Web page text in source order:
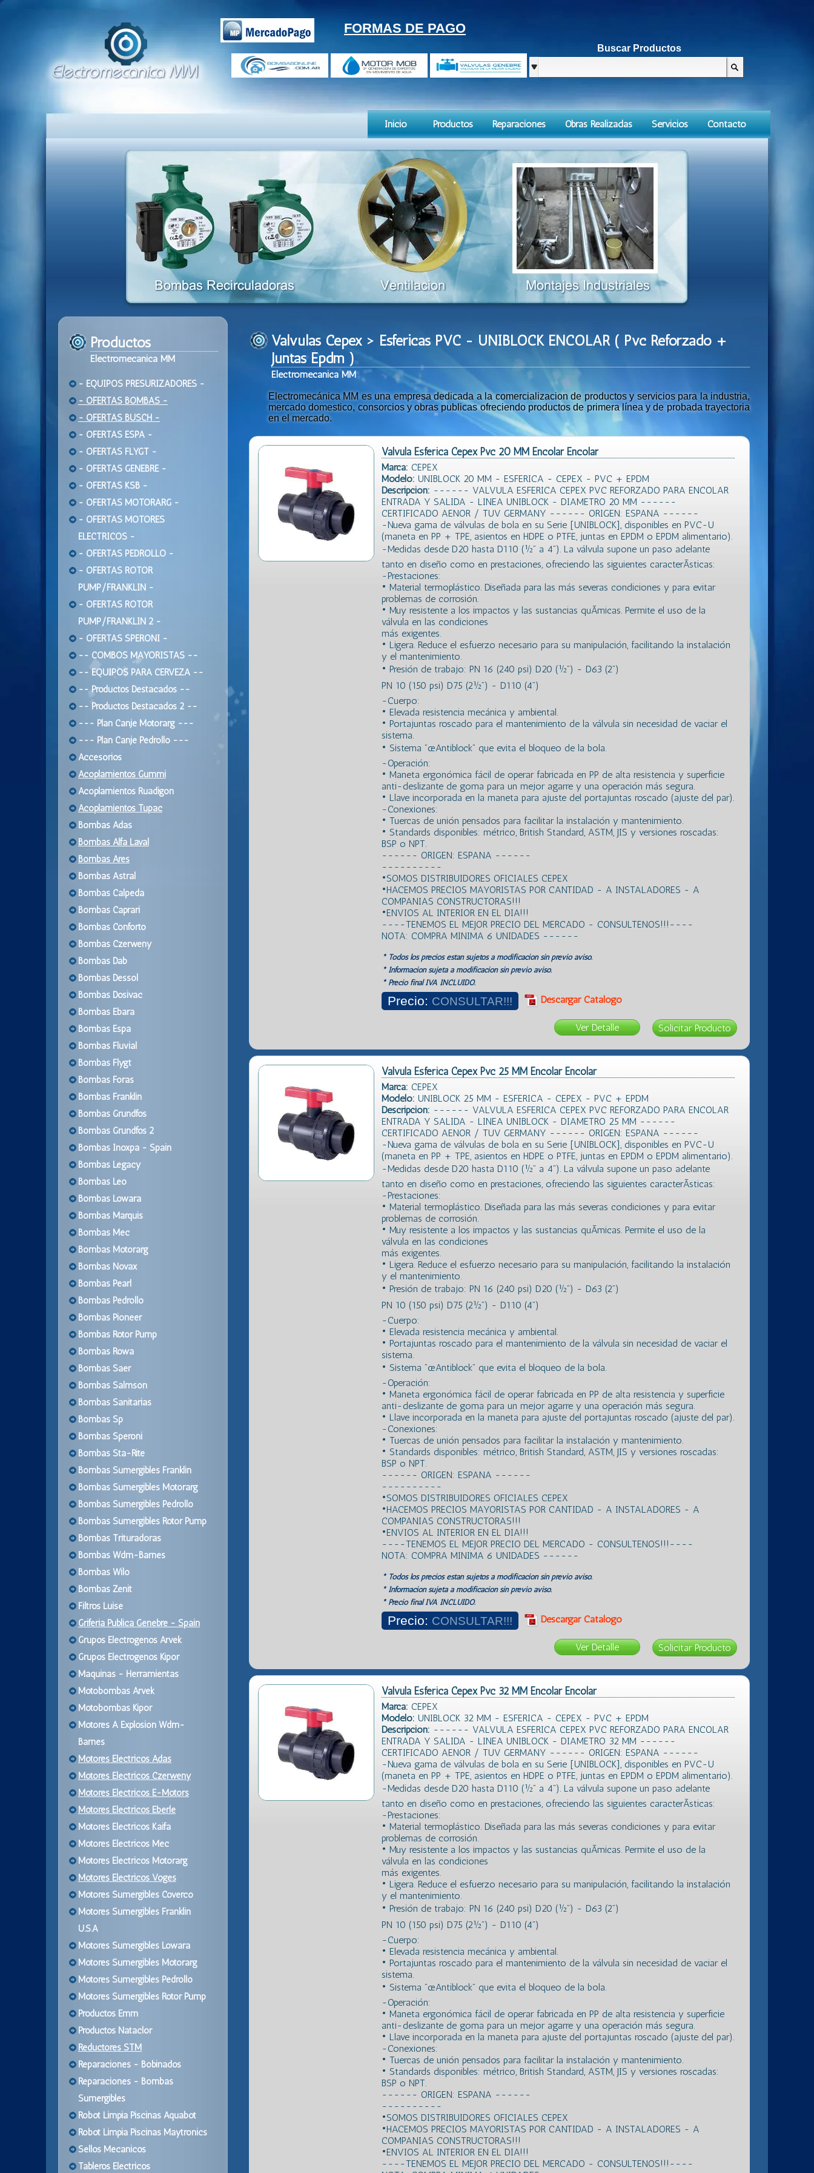
FORMAS DE PAGO
Buscar Productos
Inicio Productos Reparaciones Obras Realizadas Servicios Contacto
Productos
Electromecanica MM
- EQUIPOS PRESURIZADORES -
- OFERTAS BOMBAS -
- OFERTAS BUSCH -
- OFERTAS ESPA -
- OFERTAS FLYGT -
- OFERTAS GENEBRE -
- OFERTAS KSB -
- OFERTAS MOTORARG -
- OFERTAS MOTORES
ELECTRICOS -
- OFERTAS PEDROLLO -
- OFERTAS ROTOR
PUMP/FRANKLIN -
- OFERTAS ROTOR
PUMP/FRANKLIN 2 -
- OFERTAS SPERONI -
-- COMBOS MAYORISTAS --
-- EQUIPOS PARA CERVEZA --
-- Productos Destacados --
-- Productos Destacados 2 --
--- Plan Canje Motorarg ---
--- Plan Canje Pedrollo ---
Accesorios
Acoplamientos Gummi
Acoplamientos Ruadigon
Acoplamientos Tupac
Bombas Adas
Bombas Alfa Laval
Bombas Ares
Bombas Astral
Bombas Calpeda
Bombas Caprari
Bombas Conforto
Bombas Czerweny
Bombas Dab
Bombas Dessol
Bombas Dosivac
Bombas Ebara
Bombas Espa
Bombas Fluvial
Bombas Flygt
Bombas Foras
Bombas Franklin
Bombas Grundfos
Bombas Grundfos 2
Bombas Inoxpa - Spain
Bombas Legacy
Bombas Leo
Bombas Lowara
Bombas Marquis
Bombas Mec
Bombas Motorarg
Bombas Novax
Bombas Pearl
Bombas Pedrollo
Bombas Pioneer
Bombas Rotor Pump
Bombas Rowa
Bombas Saer
Bombas Salmson
Bombas Sanitarias
Bombas Sp
Bombas Speroni
Bombas Sta-Rite
Bombas Sumergibles Franklin
Bombas Sumergibles Motorarg
Bombas Sumergibles Pedrollo
Bombas Sumergibles Rotor Pump
Bombas Trituradoras
Bombas Wdm-Barnes
Bombas Wilo
Bombas Zenit
Filtros Luise
Griferia Publica Genebre - Spain
Grupos Electrogenos Arvek
Grupos Electrogenos Kipor
Maquinas - Herramientas
Motobombas Arvek
Motobombas Kipor
Motores A Explosion Wdm-
Barnes
Motores Electricos Adas
Motores Electricos Czerweny
Motores Electricos E-Motors
Motores Electricos Eberle
Motores Electricos Kaifa
Motores Electricos Mec
Motores Electricos Motorarg
Motores Electricos Voges
Motores Sumergibles Coverco
Motores Sumergibles Franklin
U.S.A
Motores Sumergibles Lowara
Motores Sumergibles Motorarg
Motores Sumergibles Pedrollo
Motores Sumergibles Rotor Pump
Productos Emm
Productos Nataclor
Reductores STM
Reparaciones - Bobinados
Reparaciones - Bombas
Sumergibles
Robot Limpia Piscinas Aquabot
Robot Limpia Piscinas Maytronics
Sellos Mecanicos
Tableros Electricos
Valvulas Cepex > Esfericas PVC - UNIBLOCK ENCOLAR ( Pvc Reforzado +
Juntas Epdm )
Electromecanica MM
Electromecánica MM es una empresa dedicada a la comercializacion de productos y servicios para la industria,
mercado domestico, consorcios y obras publicas ofreciendo productos de primera línea y de probada trayectoria
en el mercado.
Valvula Esferica Cepex Pvc 20 MM Encolar Encolar
Marca: CEPEX
Modelo: UNIBLOCK 20 MM - ESFERICA - CEPEX - PVC + EPDM
Descripción: ------ VALVULA ESFERICA CEPEX PVC REFORZADO PARA ENCOLAR
ENTRADA Y SALIDA - LINEA UNIBLOCK - DIAMETRO 20 MM ------
CERTIFICADO AENOR / TUV GERMANY ------ ORIGEN: ESPANA ------
-Nueva gama de válvulas de bola en su Serie [UNIBLOCK], disponibles en PVC-U
(maneta en PP + TPE, asientos en HDPE o PTFE, juntas en EPDM o EPDM alimentario).
-Medidas desde D20 hasta D110 (½” a 4”). La válvula supone un paso adelante
tanto en diseño como en prestaciones, ofreciendo las siguientes caracterÃ­sticas:
-Prestaciones:
• Material termoplástico. Diseñada para las más severas condiciones y para evitar
problemas de corrosión.
• Muy resistente a los impactos y las sustancias quÃ­micas. Permite el uso de la
válvula en las condiciones
más exigentes.
• Ligera. Reduce el esfuerzo necesario para su manipulación, facilitando la instalación
y el mantenimiento.
• Presión de trabajo: PN 16 (240 psi) D20 (½”) - D63 (2”)
PN 10 (150 psi) D75 (2½”) - D110 (4”)
-Cuerpo:
• Elevada resistencia mecánica y ambiental.
• Portajuntas roscado para el mantenimiento de la válvula sin necesidad de vaciar el
sistema.
• Sistema ”œAntiblock” que evita el bloqueo de la bola.
-Operación:
• Maneta ergonómica fácil de operar fabricada en PP de alta resistencia y superficie
anti-deslizante de goma para un mejor agarre y una operación más segura.
• Llave incorporada en la maneta para ajuste del portajuntas roscado (ajuste del par).
-Conexiones:
• Tuercas de unión pensados para facilitar la instalación y mantenimiento.
• Standards disponibles: métrico, British Standard, ASTM, JIS y versiones roscadas:
BSP o NPT.
------ ORIGEN: ESPANA ------
----------
•SOMOS DISTRIBUIDORES OFICIALES CEPEX
•HACEMOS PRECIOS MAYORISTAS POR CANTIDAD - A INSTALADORES - A
COMPANIAS CONSTRUCTORAS!!!
•ENVIOS AL INTERIOR EN EL DIA!!!
----TENEMOS EL MEJOR PRECIO DEL MERCADO - CONSULTENOS!!!----
NOTA: COMPRA MINIMA 6 UNIDADES ------
* Todos los precios estan sujetos a modificación sin previo aviso.
* Información sujeta a modificación sin previo aviso.
* Precio final IVA INCLUIDO.
Precio: CONSULTAR!!! Descargar Catálogo
Ver Detalle
Valvula Esferica Cepex Pvc 25 MM Encolar Encolar
Marca: CEPEX
Modelo: UNIBLOCK 25 MM - ESFERICA - CEPEX - PVC + EPDM
Descripción: ------ VALVULA ESFERICA CEPEX PVC REFORZADO PARA ENCOLAR
ENTRADA Y SALIDA - LINEA UNIBLOCK - DIAMETRO 25 MM ------
CERTIFICADO AENOR / TUV GERMANY ------ ORIGEN: ESPANA ------
-Nueva gama de válvulas de bola en su Serie [UNIBLOCK], disponibles en PVC-U
(maneta en PP + TPE, asientos en HDPE o PTFE, juntas en EPDM o EPDM alimentario).
-Medidas desde D20 hasta D110 (½” a 4”). La válvula supone un paso adelante
tanto en diseño como en prestaciones, ofreciendo las siguientes caracterÃ­sticas:
-Prestaciones:
• Material termoplástico. Diseñada para las más severas condiciones y para evitar
problemas de corrosión.
• Muy resistente a los impactos y las sustancias quÃ­micas. Permite el uso de la
válvula en las condiciones
más exigentes.
• Ligera. Reduce el esfuerzo necesario para su manipulación, facilitando la instalación
y el mantenimiento.
• Presión de trabajo: PN 16 (240 psi) D20 (½”) - D63 (2”)
PN 10 (150 psi) D75 (2½”) - D110 (4”)
-Cuerpo:
• Elevada resistencia mecánica y ambiental.
• Portajuntas roscado para el mantenimiento de la válvula sin necesidad de vaciar el
sistema.
• Sistema ”œAntiblock” que evita el bloqueo de la bola.
-Operación:
• Maneta ergonómica fácil de operar fabricada en PP de alta resistencia y superficie
anti-deslizante de goma para un mejor agarre y una operación más segura.
• Llave incorporada en la maneta para ajuste del portajuntas roscado (ajuste del par).
-Conexiones:
• Tuercas de unión pensados para facilitar la instalación y mantenimiento.
• Standards disponibles: métrico, British Standard, ASTM, JIS y versiones roscadas:
BSP o NPT.
------ ORIGEN: ESPANA ------
----------
•SOMOS DISTRIBUIDORES OFICIALES CEPEX
•HACEMOS PRECIOS MAYORISTAS POR CANTIDAD - A INSTALADORES - A
COMPANIAS CONSTRUCTORAS!!!
•ENVIOS AL INTERIOR EN EL DIA!!!
----TENEMOS EL MEJOR PRECIO DEL MERCADO - CONSULTENOS!!!----
NOTA: COMPRA MINIMA 6 UNIDADES ------
* Todos los precios estan sujetos a modificación sin previo aviso.
* Información sujeta a modificación sin previo aviso.
* Precio final IVA INCLUIDO.
Precio: CONSULTAR!!! Descargar Catálogo
Ver Detalle
Valvula Esferica Cepex Pvc 32 MM Encolar Encolar
Marca: CEPEX
Modelo: UNIBLOCK 32 MM - ESFERICA - CEPEX - PVC + EPDM
Descripción: ------ VALVULA ESFERICA CEPEX PVC REFORZADO PARA ENCOLAR
ENTRADA Y SALIDA - LINEA UNIBLOCK - DIAMETRO 32 MM ------
CERTIFICADO AENOR / TUV GERMANY ------ ORIGEN: ESPANA ------
-Nueva gama de válvulas de bola en su Serie [UNIBLOCK], disponibles en PVC-U
(maneta en PP + TPE, asientos en HDPE o PTFE, juntas en EPDM o EPDM alimentario).
-Medidas desde D20 hasta D110 (½” a 4”). La válvula supone un paso adelante
tanto en diseño como en prestaciones, ofreciendo las siguientes caracterÃ­sticas:
-Prestaciones:
• Material termoplástico. Diseñada para las más severas condiciones y para evitar
problemas de corrosión.
• Muy resistente a los impactos y las sustancias quÃ­micas. Permite el uso de la
válvula en las condiciones
más exigentes.
• Ligera. Reduce el esfuerzo necesario para su manipulación, facilitando la instalación
y el mantenimiento.
• Presión de trabajo: PN 16 (240 psi) D20 (½”) - D63 (2”)
PN 10 (150 psi) D75 (2½”) - D110 (4”)
-Cuerpo:
• Elevada resistencia mecánica y ambiental.
• Portajuntas roscado para el mantenimiento de la válvula sin necesidad de vaciar el
sistema.
• Sistema ”œAntiblock” que evita el bloqueo de la bola.
-Operación:
• Maneta ergonómica fácil de operar fabricada en PP de alta resistencia y superficie
anti-deslizante de goma para un mejor agarre y una operación más segura.
• Llave incorporada en la maneta para ajuste del portajuntas roscado (ajuste del par).
-Conexiones:
• Tuercas de unión pensados para facilitar la instalación y mantenimiento.
• Standards disponibles: métrico, British Standard, ASTM, JIS y versiones roscadas:
BSP o NPT.
------ ORIGEN: ESPANA ------
----------
•SOMOS DISTRIBUIDORES OFICIALES CEPEX
•HACEMOS PRECIOS MAYORISTAS POR CANTIDAD - A INSTALADORES - A
COMPANIAS CONSTRUCTORAS!!!
•ENVIOS AL INTERIOR EN EL DIA!!!
----TENEMOS EL MEJOR PRECIO DEL MERCADO - CONSULTENOS!!!----